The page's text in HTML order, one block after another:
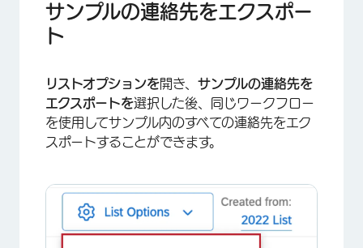
サンプルの連絡先をエクスポー
ト
リストオプションを開き、 サンプルの連絡先を
エクスポートを選択した後、同じワークフロー
を使用してサンプル内のすべての連絡先をエク
スポートすることができます。